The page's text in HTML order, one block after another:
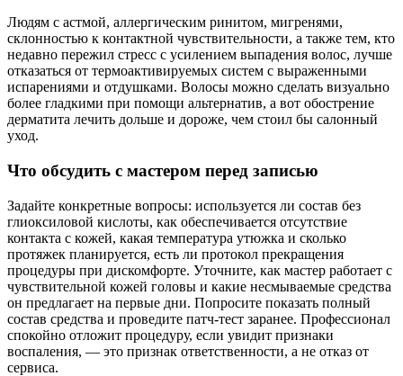
Людям с астмой, аллергическим ринитом, мигренями,
склонностью к контактной чувствительности, а также тем, кто
недавно пережил стресс с усилением выпадения волос, лучше
отказаться от термоактивируемых систем с выраженными
испарениями и отдушками. Волосы можно сделать визуально
более гладкими при помощи альтернатив, а вот обострение
дерматита лечить дольше и дороже, чем стоил бы салонный
уход.
Что обсудить с мастером перед записью
Задайте конкретные вопросы: используется ли состав без
глиоксиловой кислоты, как обеспечивается отсутствие
контакта с кожей, какая температура утюжка и сколько
протяжек планируется, есть ли протокол прекращения
процедуры при дискомфорте. Уточните, как мастер работает с
чувствительной кожей головы и какие несмываемые средства
он предлагает на первые дни. Попросите показать полный
состав средства и проведите патч‑тест заранее. Профессионал
спокойно отложит процедуру, если увидит признаки
воспаления, — это признак ответственности, а не отказ от
сервиса.